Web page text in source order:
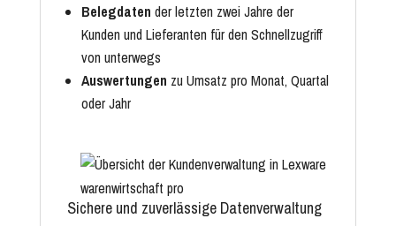
Belegdaten der letzten zwei Jahre der
Kunden und Lieferanten für den Schnellzugriff
von unterwegs
Auswertungen zu Umsatz pro Monat, Quartal
oder Jahr
Sichere und zuverlässige Datenverwaltung